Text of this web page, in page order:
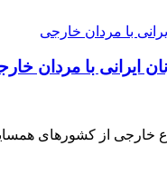
ایرانی با مردان
خارجی از کشورهای